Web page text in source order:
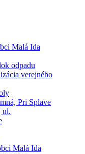
Malá Ida
odpadu
verejného
Pri Splave
ul.
Malá Ida